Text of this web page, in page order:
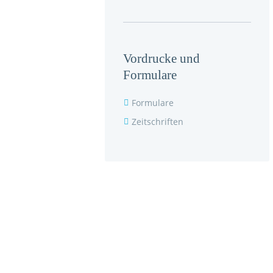
Vordrucke und
Formulare
Formulare
Zeitschriften